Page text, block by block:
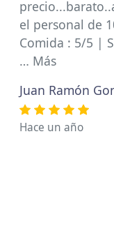
el personal de 10
Comida : 5/5 |
… Más
Juan Ramón
Hace un año